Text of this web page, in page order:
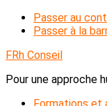
Passer au
Passer à la
FRh Conseil
Pour une approche